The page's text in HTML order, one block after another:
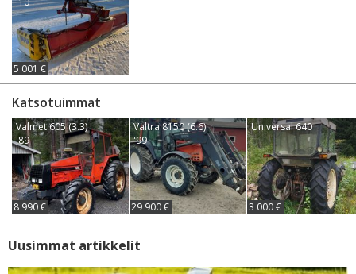
5 001 €
Katsotuimmat
Valmet 605 (3.3)
'89
8 990 €
Valtra 8150 (6.6)
'99
29 900 €
Universal 640
3 000 €
Uusimmat artikkelit